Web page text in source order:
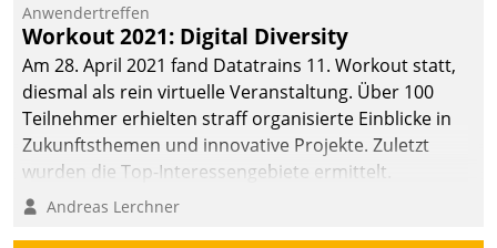
Cloud-Strategien und -
Lösungen mit hohem
Zukunftspotenzial.
Anwendertreffen
Workout 2021: Digital Diversity
Am 28. April 2021 fand Datatrains 11. Workout statt,
diesmal als rein virtuelle Veranstaltung. Über 100
Teilnehmer erhielten straff organisierte Einblicke in
Zukunftsthemen und innovative Projekte. Zuletzt
wurden die Top-Interessengebiete ermittelt.
Andreas Lerchner